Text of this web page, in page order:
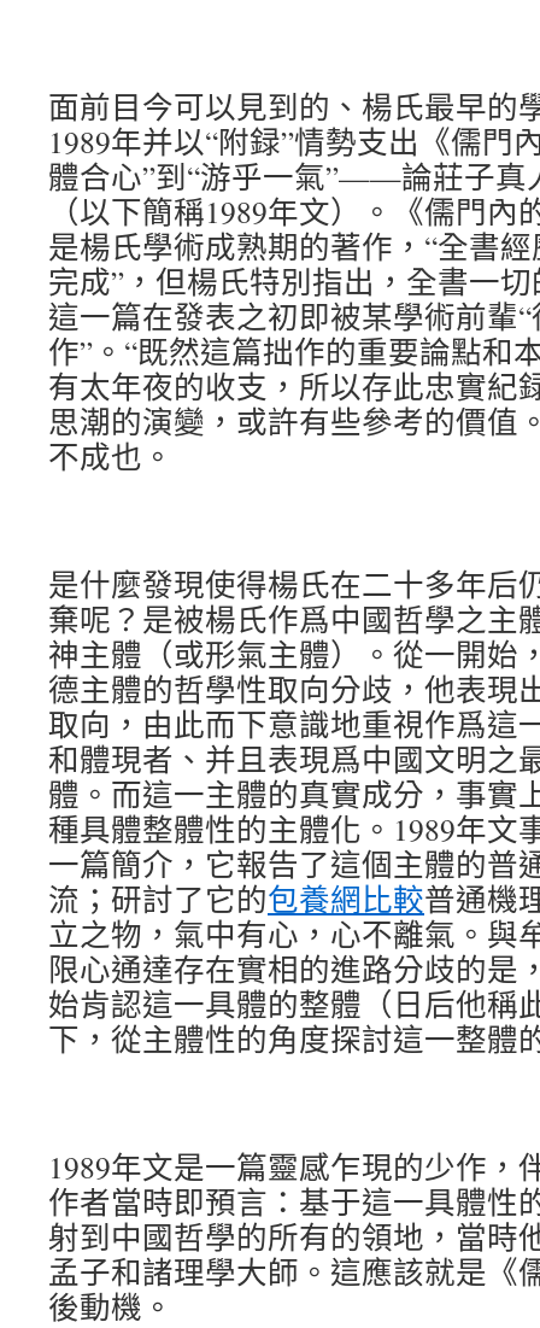
面前目今可以見到的、楊氏最早的
1989年并以“附録”情勢支出《儒門
體合心”到“游乎一氣”——論莊子真
（以下簡稱1989年文）。《儒門
是楊氏學術成熟期的著作，“全書
完成”，但楊氏特別指出，全書一
這一篇在發表之初即被某學術前輩
作”。“既然這篇拙作的重要論點和
有太年夜的收支，所以存此忠實紀
思潮的演變，或許有些參考的價值
不成也。
是什麼發現使得楊氏在二十多年后
棄呢？是被楊氏作爲中國哲學之
神主體（或形氣主體）。從一開始
德主體的哲學性取向分歧，他表現
取向，由此而下意識地重視作爲這
和體現者、并且表現爲中國文明之
體。而這一主體的真實成分，事實
種具體整體性的主體化。1989年文
一篇簡介，它報告了這個主體的普
流；研討了它的包養網比較普通機
立之物，氣中有心，心不離氣。與
限心通達存在實相的進路分歧的是
始肯認這一具體的整體（日后他稱
下，從主體性的角度探討這一整體
1989年文是一篇靈感乍現的少作，
作者當時即預言：基于這一具體性
射到中國哲學的所有的領地，當時
孟子和諸理學大師。這應該就是《
後動機。